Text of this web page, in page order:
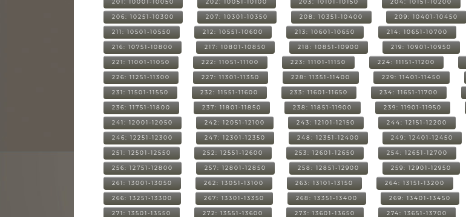
201: 10001-10050 202: 10051-10100 203: 10101-10150 204: 10151-10200
206: 10251-10300 207: 10301-10350 208: 10351-10400 209: 10401-10450
211: 10501-10550 212: 10551-10600 213: 10601-10650 214: 10651-10700
216: 10751-10800 217: 10801-10850 218: 10851-10900 219: 10901-10950
221: 11001-11050 222: 11051-11100 223: 11101-11150 224: 11151-11200
226: 11251-11300 227: 11301-11350 228: 11351-11400 229: 11401-11450
231: 11501-11550 232: 11551-11600 233: 11601-11650 234: 11651-11700
236: 11751-11800 237: 11801-11850 238: 11851-11900 239: 11901-11950
241: 12001-12050 242: 12051-12100 243: 12101-12150 244: 12151-12200
246: 12251-12300 247: 12301-12350 248: 12351-12400 249: 12401-12450
251: 12501-12550 252: 12551-12600 253: 12601-12650 254: 12651-12700
256: 12751-12800 257: 12801-12850 258: 12851-12900 259: 12901-12950
261: 13001-13050 262: 13051-13100 263: 13101-13150 264: 13151-13200
266: 13251-13300 267: 13301-13350 268: 13351-13400 269: 13401-13450
271: 13501-13550 272: 13551-13600 273: 13601-13650 274: 13651-13700